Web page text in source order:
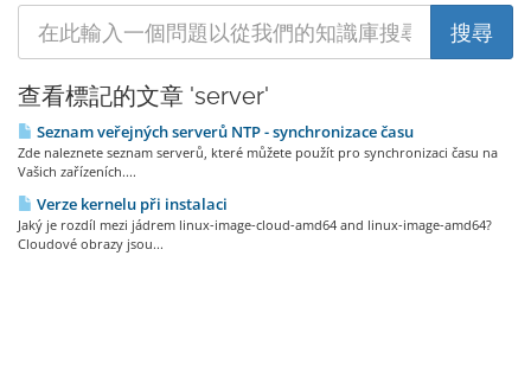
查看標記的文章 'server'
Seznam veřejných serverů NTP - synchronizace času
Zde naleznete seznam serverů, které můžete použít pro synchronizaci času na
Vašich zařízeních....
Verze kernelu při instalaci
Jaký je rozdíl mezi jádrem linux-image-cloud-amd64 and linux-image-amd64?
Cloudové obrazy jsou...